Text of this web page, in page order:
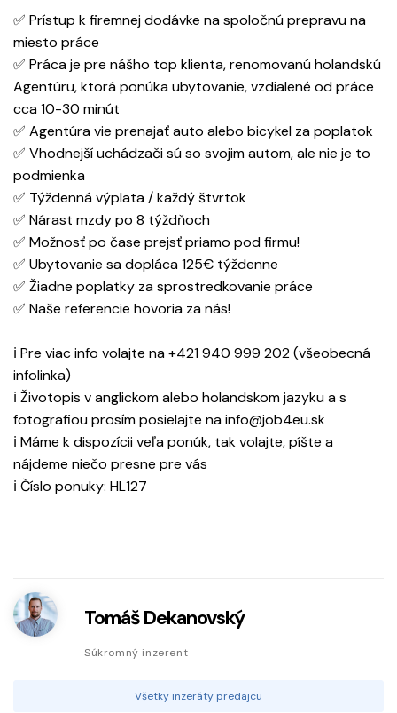
✅ Prístup k firemnej dodávke na spoločnú prepravu na
miesto práce
✅ Práca je pre nášho top klienta, renomovanú holandskú
Agentúru, ktorá ponúka ubytovanie, vzdialené od práce
cca 10-30 minút
✅ Agentúra vie prenajať auto alebo bicykel za poplatok
✅ Vhodnejší uchádzači sú so svojim autom, ale nie je to
podmienka
✅ Týždenná výplata / každý štvrtok
✅ Nárast mzdy po 8 týždňoch
✅ Možnosť po čase prejsť priamo pod firmu!
✅ Ubytovanie sa dopláca 125€ týždenne
✅ Žiadne poplatky za sprostredkovanie práce
✅ Naše referencie hovoria za nás!
ℹ Pre viac info volajte na +421 940 999 202 (všeobecná
infolinka)
ℹ Životopis v anglickom alebo holandskom jazyku a s
fotografiou prosím posielajte na info@job4eu.sk
ℹ Máme k dispozícii veľa ponúk, tak volajte, píšte a
nájdeme niečo presne pre vás
ℹ Číslo ponuky: HL127
Tomáš Dekanovský
Súkromný inzerent
Všetky inzeráty predajcu